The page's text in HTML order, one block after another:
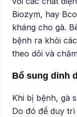
Biozym, hay
kháng cho gà.
bệnh ra khỏi
theo dõi và
Bổ sung dinh
Khi bị bệnh, gà
Do đó để duy